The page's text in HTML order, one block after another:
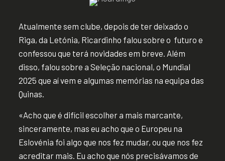
Atualmente sem clube, depois de ter deixado o
Riga, da Letónia, Ricardinho falou sobre o futuro e
confessou que terá novidades em breve. Além
disso, falou sobre a Seleção nacional, o Mundial
2025 que aí vem e algumas memórias na equipa das
Quinas.
«Acho que é difícil escolher a mais marcante,
sinceramente, mas eu acho que o Europeu na
Eslovénia foi algo que nos fez mudar, ou que nos fez
acreditar mais. Eu acho que nós precisávamos de